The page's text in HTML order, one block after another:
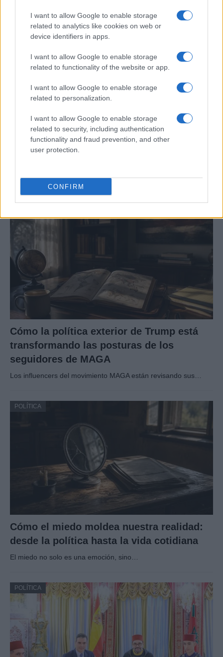
I want to allow Google to enable storage
related to analytics like cookies on web or
device identifiers in apps.
I want to allow Google to enable storage
related to functionality of the website or app.
I want to allow Google to enable storage
related to personalization.
I want to allow Google to enable storage
related to security, including authentication
functionality and fraud prevention, and other
user protection.
CONFIRM
POLÍTICA
Crisis migratoria en Ceuta: La UE dividida
entre el apoyo a España y las demandas
La crisis migratoria en Ceuta ha desatado tensiones…
Cómo la política exterior de Trump está
transformando las posturas de los
seguidores de MAGA
Los influencers del movimiento MAGA están revisando sus…
POLÍTICA
Cómo el miedo moldea nuestra realidad:
desde la política hasta la vida cotidiana
El miedo no solo es una emoción, sino…
POLÍTICA